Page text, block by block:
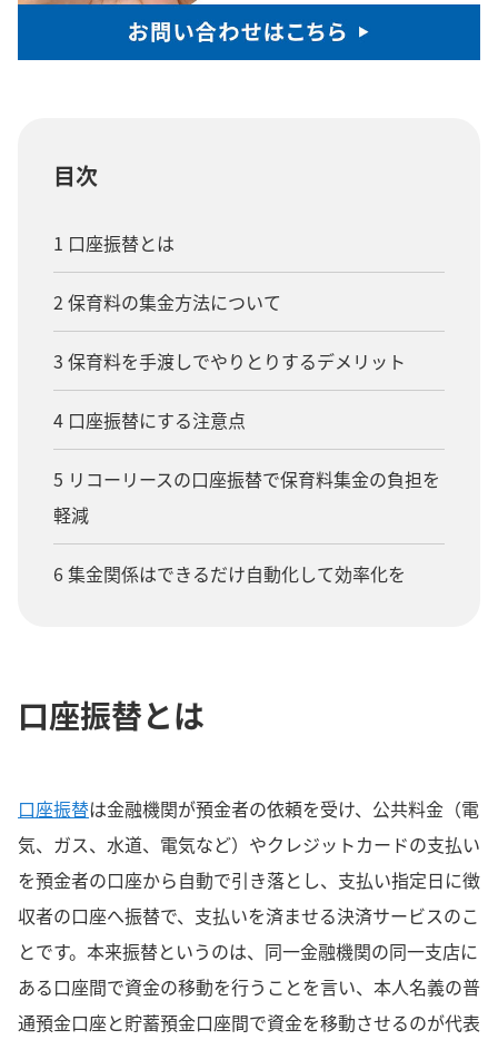
目次
1 口座振替とは
2 保育料の集金方法について
3 保育料を手渡しでやりとりするデメリット
4 口座振替にする注意点
5 リコーリースの口座振替で保育料集金の負担を
軽減
6 集金関係はできるだけ自動化して効率化を
口座振替とは
口座振替は金融機関が預金者の依頼を受け、公共料金（電
気、ガス、水道、電気など）やクレジットカードの支払い
を預金者の口座から自動で引き落とし、支払い指定日に徴
収者の口座へ振替で、支払いを済ませる決済サービスのこ
とです。本来振替というのは、同一金融機関の同一支店に
ある口座間で資金の移動を行うことを言い、本人名義の普
通預金口座と貯蓄預金口座間で資金を移動させるのが代表